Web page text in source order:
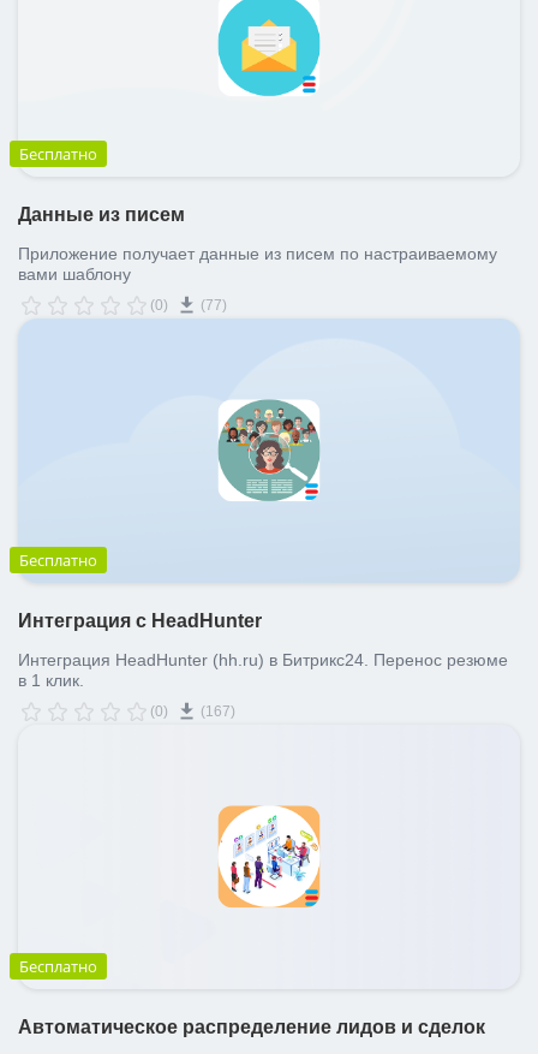
Бесплатно
Данные из писем
Приложение получает данные из писем по настраиваемому
вами шаблону
(0) (77)
Бесплатно
Интеграция с HeadHunter
Интеграция HeadHunter (hh.ru) в Битрикс24. Перенос резюме
в 1 клик.
(0) (167)
Бесплатно
Автоматическое распределение лидов и сделок